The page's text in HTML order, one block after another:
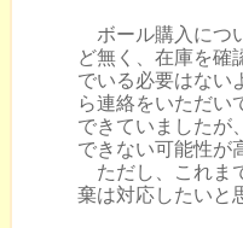
ボール購入につ
ど無く、在庫を確
でいる必要はない
ら連絡をいただい
できていましたが
できない可能性が
ただし、これま
棄は対応したいと